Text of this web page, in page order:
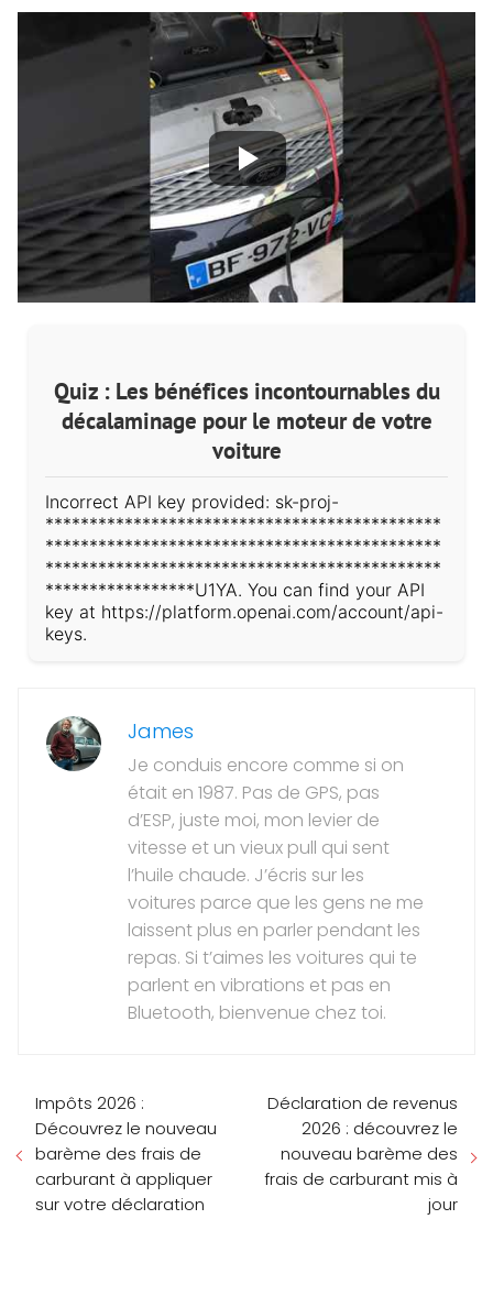
Quiz : Les bénéfices incontournables du
décalaminage pour le moteur de votre
voiture
Incorrect API key provided: sk-proj-
*********************************************
*********************************************
*********************************************
*****************U1YA. You can find your API
key at https://platform.openai.com/account/api-
keys.
James
Je conduis encore comme si on
était en 1987. Pas de GPS, pas
d’ESP, juste moi, mon levier de
vitesse et un vieux pull qui sent
l’huile chaude. J’écris sur les
voitures parce que les gens ne me
laissent plus en parler pendant les
repas. Si t’aimes les voitures qui te
parlent en vibrations et pas en
Bluetooth, bienvenue chez toi.
Impôts 2026 :
Découvrez le nouveau
barème des frais de
carburant à appliquer
sur votre déclaration
Déclaration de revenus
2026 : découvrez le
nouveau barème des
frais de carburant mis à
jour